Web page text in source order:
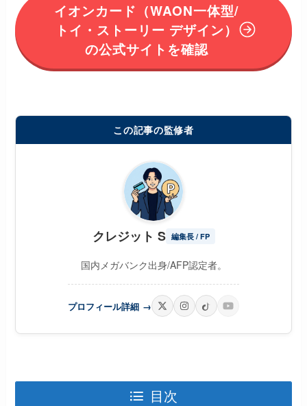
イオンカード（WAON一体型/
トイ・ストーリー デザイン）
の公式サイトを確認
この記事の監修者
クレジット S 編集長 / FP
国内メガバンク出身/AFP認定者。
プロフィール詳細 →
目次